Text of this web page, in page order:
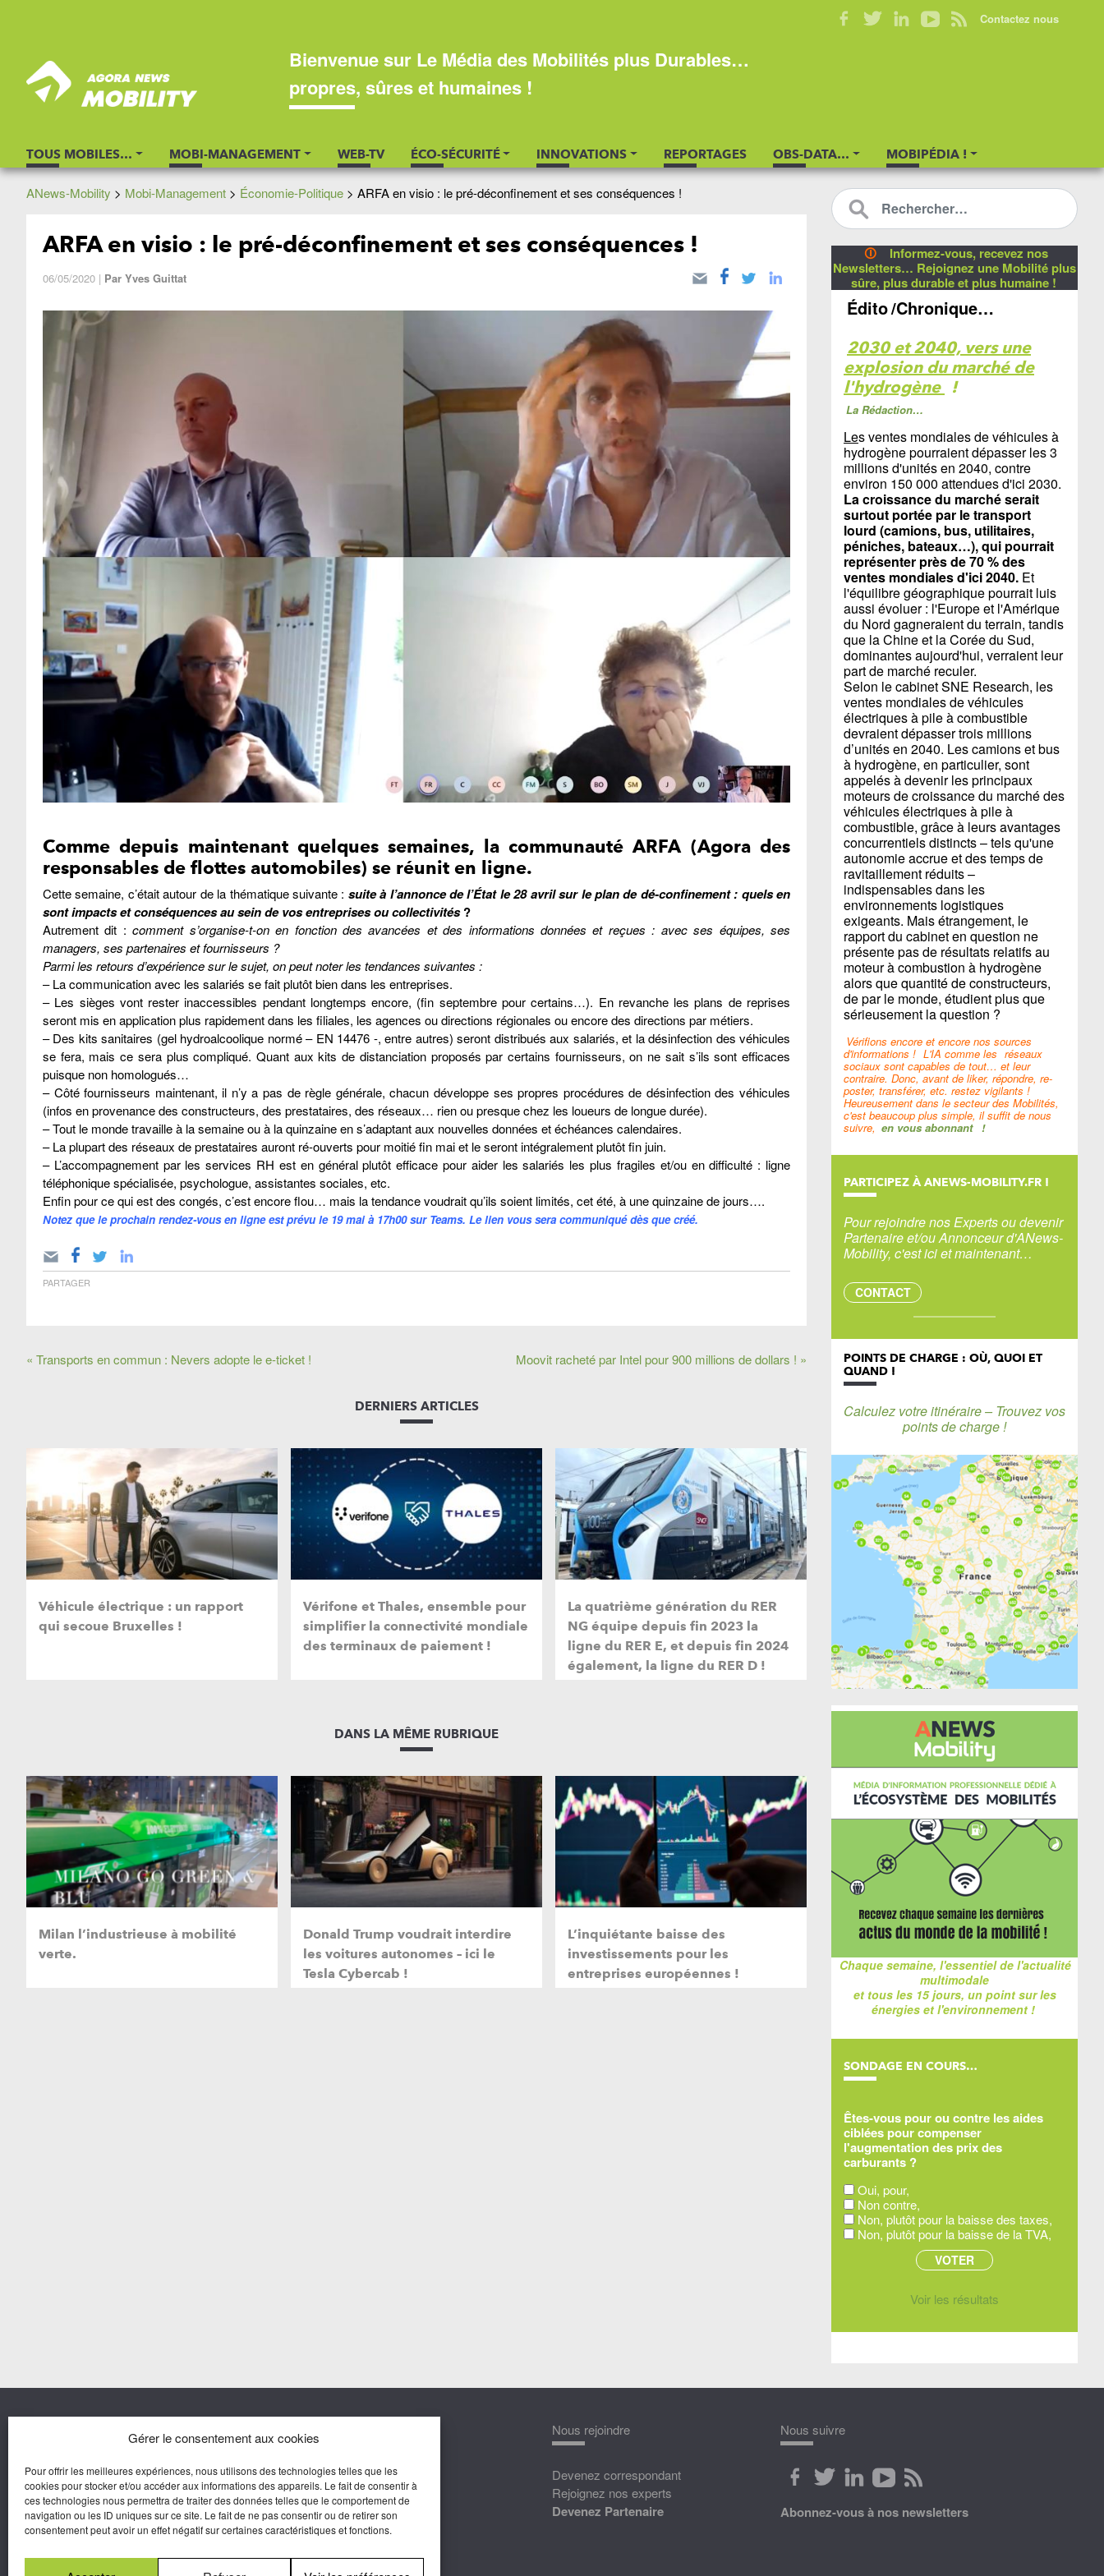
Gérer le consentement aux cookies
Pour offrir les meilleures expériences, nous utilisons des technologies telles que les
cookies pour stocker et/ou accéder aux informations des appareils. Le fait de consentir à
ces technologies nous permettra de traiter des données telles que le comportement de
navigation ou les ID uniques sur ce site. Le fait de ne pas consentir ou de retirer son
consentement peut avoir un effet négatif sur certaines caractéristiques et fonctions.
Bienvenue sur Le Média des Mobilités plus Durables…
propres, sûres et humaines !
TOUS MOBILES… MOBI-MANAGEMENT WEB-TV ÉCO-SÉCURITÉ INNOVATIONS REPORTAGES OBS-DATA… MOBIPÉDIA !
Contactez nous
ANews-Mobility > Mobi-Management > Économie-Politique > ARFA en visio : le pré-déconfinement et ses conséquences !
ARFA en visio : le pré-déconfinement et ses conséquences !
06/05/2020 | Par Yves Guittat
Comme depuis maintenant quelques semaines, la communauté ARFA (Agora des
responsables de flottes automobiles) se réunit en ligne.
Cette semaine, c’était autour de la thématique suivante : suite à l’annonce de l’État le 28 avril sur le plan de dé-confinement : quels en
sont impacts et conséquences au sein de vos entreprises ou collectivités?
Autrement dit :comment s’organise-t-on en fonction des avancées et des informations données et reçues : avec ses équipes, ses
managers, ses partenaires et fournisseurs ?
Parmi les retours d’expérience sur le sujet, on peut noter les tendances suivantes :
– La communication avec les salariés se fait plutôt bien dans les entreprises.
– Les sièges vont rester inaccessibles pendant longtemps encore, (fin septembre pour certains…). En revanche les plans de reprises
seront mis en application plus rapidement dans les filiales, les agences ou directions régionales ou encore des directions par métiers.
– Des kits sanitaires (gel hydroalcoolique normé – EN 14476 -, entre autres) seront distribués aux salariés, et la désinfection des véhicules
se fera, mais ce sera plus compliqué. Quant aux kits de distanciation proposés par certains fournisseurs, on ne sait s’ils sont efficaces
puisque non homologués…
– Côté fournisseurs maintenant, il n’y a pas de règle générale, chacun développe ses propres procédures de désinfection des véhicules
(infos en provenance des constructeurs, des prestataires, des réseaux… rien ou presque chez les loueurs de longue durée).
– Tout le monde travaille à la semaine ou à la quinzaine en s’adaptant aux nouvelles données et échéances calendaires.
– La plupart des réseaux de prestataires auront ré-ouverts pour moitié fin mai et le seront intégralement plutôt fin juin.
– L’accompagnement par les services RH est en général plutôt efficace pour aider les salariés les plus fragiles et/ou en difficulté : ligne
téléphonique spécialisée, psychologue, assistantes sociales, etc.
Enfin pour ce qui est des congés, c’est encore flou… mais la tendance voudrait qu’ils soient limités, cet été, à une quinzaine de jours….
Notez que le prochain rendez-vous en ligne est prévu le 19 mai à 17h00 sur Teams. Le lien vous sera communiqué dès que créé.
PARTAGER
« Transports en commun : Nevers adopte le e-ticket ! Moovit racheté par Intel pour 900 millions de dollars ! »
DERNIERS ARTICLES
Véhicule électrique : un rapport
qui secoue Bruxelles !
Vérifone et Thales, ensemble pour
simplifier la connectivité mondiale
des terminaux de paiement !
La quatrième génération du RER
NG équipe depuis fin 2023 la
ligne du RER E, et depuis fin 2024
également, la ligne du RER D !
DANS LA MÊME RUBRIQUE
Milan l’industrieuse à mobilité
verte.
Donald Trump voudrait interdire
les voitures autonomes – ici le
Tesla Cybercab !
L’inquiétante baisse des
investissements pour les
entreprises européennes !
🛈
Informez-vous, recevez nos
Newsletters… Rejoignez une Mobilité plus
sûre, plus durable et plus humaine !
Édito/Chronique…
2030 et 2040, vers une
explosion du marché de
l'hydrogène !
La Rédaction…
Les ventes mondiales de véhicules à
hydrogène pourraient dépasser les 3
millions d'unités en 2040, contre
environ 150 000 attendues d'ici 2030.
La croissance du marché serait
surtout portée par le transport
lourd (camions, bus, utilitaires,
péniches, bateaux…), qui pourrait
représenter près de 70 % des
ventes mondiales d'ici 2040. Et
l'équilibre géographique pourrait luis
aussi évoluer : l'Europe et l'Amérique
du Nord gagneraient du terrain, tandis
que la Chine et la Corée du Sud,
dominantes aujourd'hui, verraient leur
part de marché reculer.
Selon le cabinet SNE Research, les
ventes mondiales de véhicules
électriques à pile à combustible
devraient dépasser trois millions
d’unités en 2040. Les camions et bus
à hydrogène, en particulier, sont
appelés à devenir les principaux
moteurs de croissance du marché des
véhicules électriques à pile à
combustible, grâce à leurs avantages
concurrentiels distincts – tels qu'une
autonomie accrue et des temps de
ravitaillement réduits –
indispensables dans les
environnements logistiques
exigeants. Mais étrangement, le
rapport du cabinet en question ne
présente pas de résultats relatifs au
moteur à combustion à hydrogène
alors que quantité de constructeurs,
de par le monde, étudient plus que
sérieusement la question ?
Vérifions encore et encore nos sources
d'informations ! L'IA comme les réseaux
sociaux sont capables de tout… et leur
contraire. Donc, avant de liker, répondre, re-
poster, transférer, etc. restez vigilants !
Heureusement dans le secteur des Mobilités,
c'est beaucoup plus simple, il suffit de nous
suivre, en vous abonnant !
PARTICIPEZ À ANEWS-MOBILITY.FR !
Pour rejoindre nos Experts ou devenir
Partenaire et/ou Annonceur d'ANews-
Mobility, c'est ici et maintenant…
CONTACT
POINTS DE CHARGE : OÙ, QUOI ET
QUAND !
Calculez votre itinéraire – Trouvez vos
points de charge !
Chaque semaine, l'essentiel de l'actualité
multimodale
et tous les 15 jours, un point sur les
énergies et l'environnement !
SONDAGE EN COURS…
Êtes-vous pour ou contre les aides
ciblées pour compenser
l'augmentation des prix des
carburants ?
Oui, pour,
Non contre,
Non, plutôt pour la baisse des taxes,
Non, plutôt pour la baisse de la TVA,
Voir les résultats
Une marque d’Agora Médias,
Éditeur de presse.
Agora Médias
Yves Guittat
Nous rejoindre
Devenez correspondant
Rejoignez nos experts
Devenez Partenaire
Nous suivre
Abonnez-vous à nos newsletters